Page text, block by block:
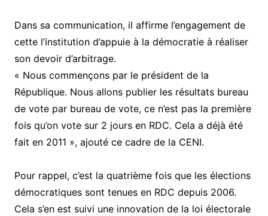
Dans sa communication, il affirme l’engagement de
cette l’institution d’appuie à la démocratie à réaliser
son devoir d’arbitrage.
« Nous commençons par le président de la
République. Nous allons publier les résultats bureau
de vote par bureau de vote, ce n’est pas la première
fois qu’on vote sur 2 jours en RDC. Cela a déjà été
fait en 2011 », ajouté ce cadre de la CENI.
Pour rappel, c’est la quatrième fois que les élections
démocratiques sont tenues en RDC depuis 2006.
Cela s’en est suivi une innovation de la loi électorale